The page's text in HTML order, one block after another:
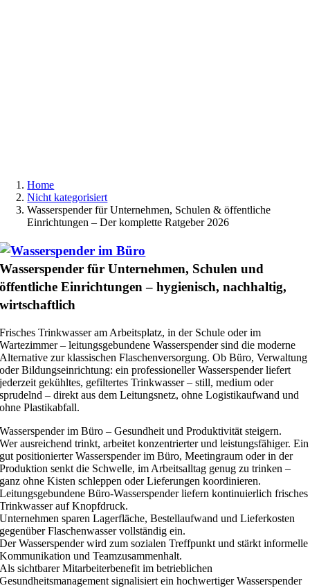
Home
Nicht kategorisiert
Wasserspender für Unternehmen, Schulen & öffentliche
Einrichtungen – Der komplette Ratgeber 2026
Wasserspender für Unternehmen, Schulen und
öffentliche Einrichtungen – hygienisch, nachhaltig,
wirtschaftlich
Frisches Trinkwasser am Arbeitsplatz, in der Schule oder im
Wartezimmer – leitungsgebundene Wasserspender sind die moderne
Alternative zur klassischen Flaschenversorgung. Ob Büro, Verwaltung
oder Bildungseinrichtung: ein professioneller Wasserspender liefert
jederzeit gekühltes, gefiltertes Trinkwasser – still, medium oder
sprudelnd – direkt aus dem Leitungsnetz, ohne Logistikaufwand und
ohne Plastikabfall.
Wasserspender im Büro – Gesundheit und Produktivität steigern.
Wer ausreichend trinkt, arbeitet konzentrierter und leistungsfähiger. Ein
gut positionierter Wasserspender im Büro, Meetingraum oder in der
Produktion senkt die Schwelle, im Arbeitsalltag genug zu trinken –
ganz ohne Kisten schleppen oder Lieferungen koordinieren.
Leitungsgebundene Büro-Wasserspender liefern kontinuierlich frisches
Trinkwasser auf Knopfdruck.
Unternehmen sparen Lagerfläche, Bestellaufwand und Lieferkosten
gegenüber Flaschenwasser vollständig ein.
Der Wasserspender wird zum sozialen Treffpunkt und stärkt informelle
Kommunikation und Teamzusammenhalt.
Als sichtbarer Mitarbeiterbenefit im betrieblichen
Gesundheitsmanagement signalisiert ein hochwertiger Wasserspender